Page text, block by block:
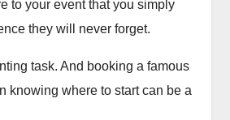
to your event that you simply
they will never forget.
task. And booking a famous
knowing where to start can be a